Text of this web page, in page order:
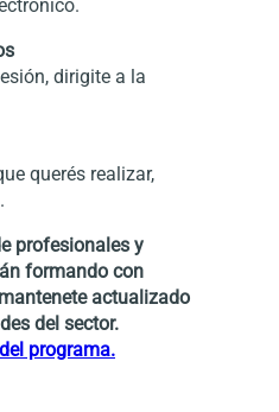
dirigite a la
querés realizar,
profesionales y
formando con
actualizado
del sector.
programa.